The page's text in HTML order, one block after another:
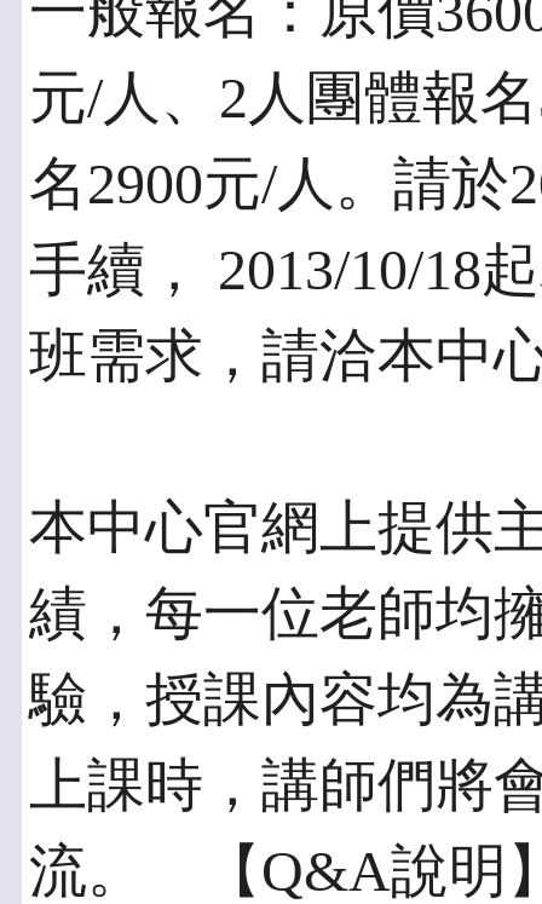
元/人、2人團體報
名2900元/人。請於
手續， 2013/10/18
班需求，請洽本中
本中心官網上提供
績，每一位老師均
驗，授課內容均為
上課時，講師們將
流。 【Q&A說明